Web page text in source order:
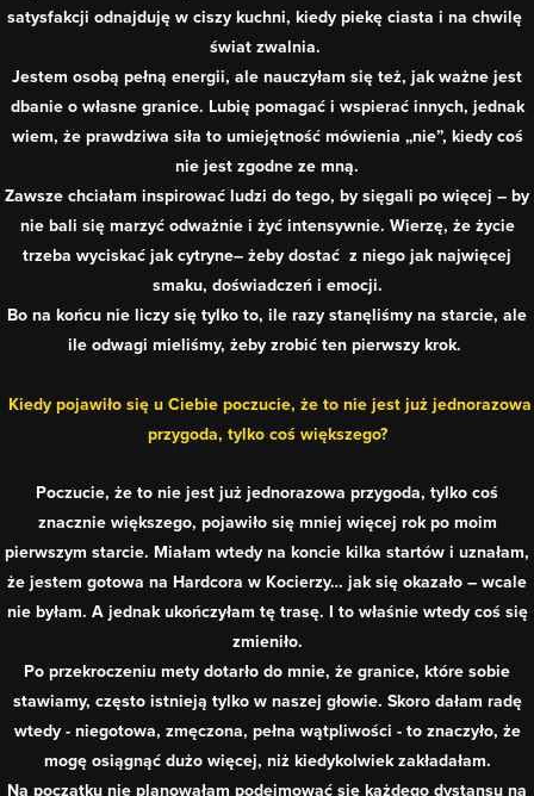
satysfakcji odnajduję w ciszy kuchni, kiedy piekę ciasta i na chwilę
świat zwalnia.
Jestem osobą pełną energii, ale nauczyłam się też, jak ważne jest
dbanie o własne granice. Lubię pomagać i wspierać innych, jednak
wiem, że prawdziwa siła to umiejętność mówienia „nie”, kiedy coś
nie jest zgodne ze mną.
Zawsze chciałam inspirować ludzi do tego, by sięgali po więcej – by
nie bali się marzyć odważnie i żyć intensywnie. Wierzę, że życie
trzeba wyciskać jak cytryne– żeby dostać z niego jak najwięcej
smaku, doświadczeń i emocji.
Bo na końcu nie liczy się tylko to, ile razy stanęliśmy na starcie, ale
ile odwagi mieliśmy, żeby zrobić ten pierwszy krok.
Kiedy pojawiło się u Ciebie poczucie, że to nie jest już jednorazowa
przygoda, tylko coś większego?
Poczucie, że to nie jest już jednorazowa przygoda, tylko coś
znacznie większego, pojawiło się mniej więcej rok po moim
pierwszym starcie. Miałam wtedy na koncie kilka startów i uznałam,
że jestem gotowa na Hardcora w Kocierzy… jak się okazało – wcale
nie byłam. A jednak ukończyłam tę trasę. I to właśnie wtedy coś się
zmieniło.
Po przekroczeniu mety dotarło do mnie, że granice, które sobie
stawiamy, często istnieją tylko w naszej głowie. Skoro dałam radę
wtedy - niegotowa, zmęczona, pełna wątpliwości - to znaczyło, że
mogę osiągnąć dużo więcej, niż kiedykolwiek zakładałam.
Na początku nie planowałam podejmować się każdego dystansu na